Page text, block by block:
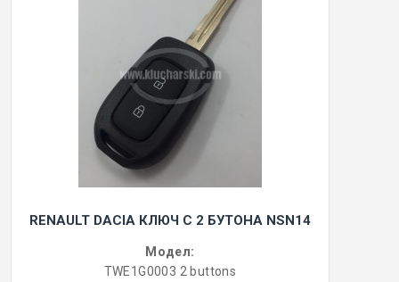
RENAULT DACIA КЛЮЧ С 2 БУТОНА NSN14
Модел:
TWE1G0003 2 buttons